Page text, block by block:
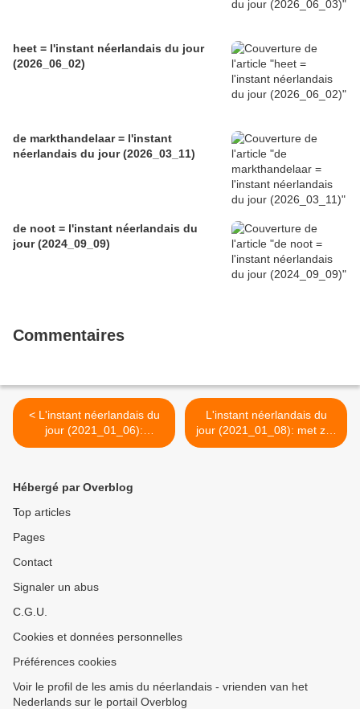
heet = l'instant néerlandais du jour
(2026_06_02)
de markthandelaar = l'instant
néerlandais du jour (2026_03_11)
de noot = l'instant néerlandais du
jour (2024_09_09)
Commentaires
< L'instant néerlandais du
jour (2021_01_06):
voorhebben
L'instant néerlandais du
jour (2021_01_08): met zijn
zevenen >
Hébergé par Overblog
Top articles
Pages
Contact
Signaler un abus
C.G.U.
Cookies et données personnelles
Préférences cookies
Voir le profil de les amis du néerlandais - vrienden van het
Nederlands sur le portail Overblog